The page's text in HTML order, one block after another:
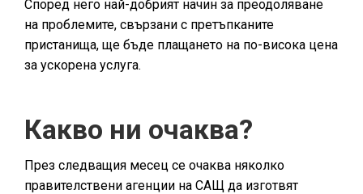
Според него най-добрият начин за преодоляване
на проблемите, свързани с претъпканите
пристанища, ще бъде плащането на по-висока цена
за ускорена услуга.
Какво ни очаква?
През следващия месец се очаква няколко
правителствени агенции на САЩ да изготвят